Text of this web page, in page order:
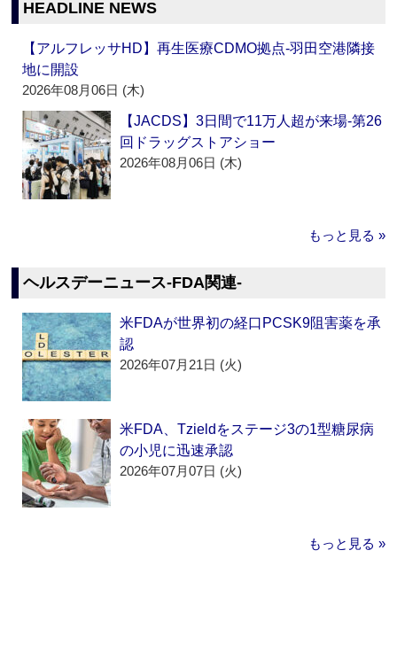
HEADLINE NEWS
【アルフレッサHD】再生医療CDMO拠点‐羽田空港隣接
地に開設
2026年08月06日 (木)
【JACDS】3日間で11万人超が来場‐第26
回ドラッグストアショー
2026年08月06日 (木)
もっと見る »
ヘルスデーニュース‐FDA関連‐
米FDAが世界初の経口PCSK9阻害薬を承
認
2026年07月21日 (火)
米FDA、Tzieldをステージ3の1型糖尿病
の小児に迅速承認
2026年07月07日 (火)
もっと見る »